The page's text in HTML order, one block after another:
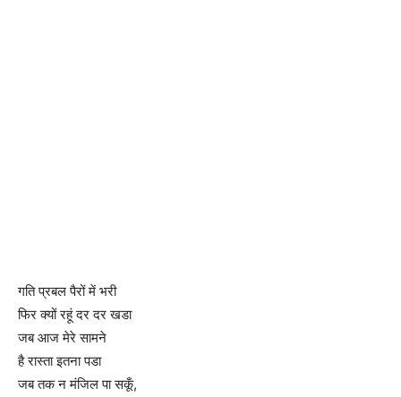
गति प्रबल पैरों में भरी
फिर क्यों रहूं दर दर खडा
जब आज मेरे सामने
है रास्ता इतना पडा
जब तक न मंजिल पा सकूँ,